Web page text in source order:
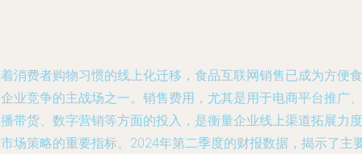
消费者购物习惯的线上化迁移，食品互联网销售已成为方便食
业竞争的主战场之一。销售费用，尤其是用于电商平台推广、
带货、数字营销等方面的投入，是衡量企业线上渠道拓展力度
场策略的重要指标。2024年第二季度的财报数据，揭示了主